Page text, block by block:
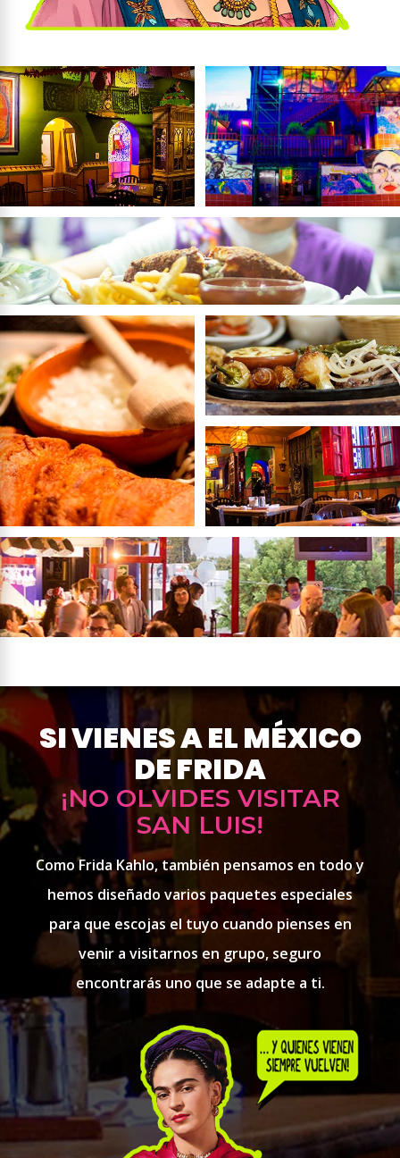
SI VIENES A EL MÉXICO
DE FRIDA
¡NO OLVIDES VISITAR
SAN LUIS!
Como Frida Kahlo, también pensamos en todo y
hemos diseñado varios paquetes especiales
para que escojas el tuyo cuando pienses en
venir a visitarnos en grupo, seguro
encontrarás uno que se adapte a ti.